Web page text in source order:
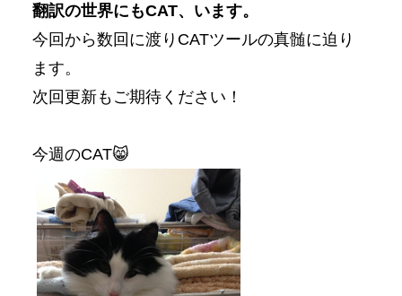
翻訳の世界にもCAT、います。
今回から数回に渡りCATツールの真髄に迫り
ます。
次回更新もご期待ください！
今週のCAT😸